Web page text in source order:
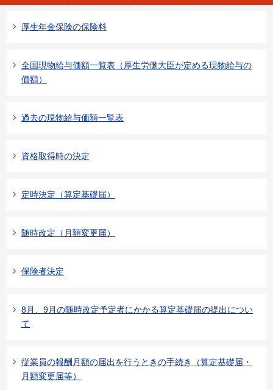
厚生年金保険の保険料
全国現物給与価額一覧表（厚生労働大臣が定める現物給与の
価額）
過去の現物給与価額一覧表
資格取得時の決定
定時決定（算定基礎届）
随時改定（月額変更届）
保険者決定
8月、9月の随時改定予定者にかかる算定基礎届の提出につい
て
従業員の報酬月額の届出を行うときの手続き（算定基礎届・
月額変更届等）